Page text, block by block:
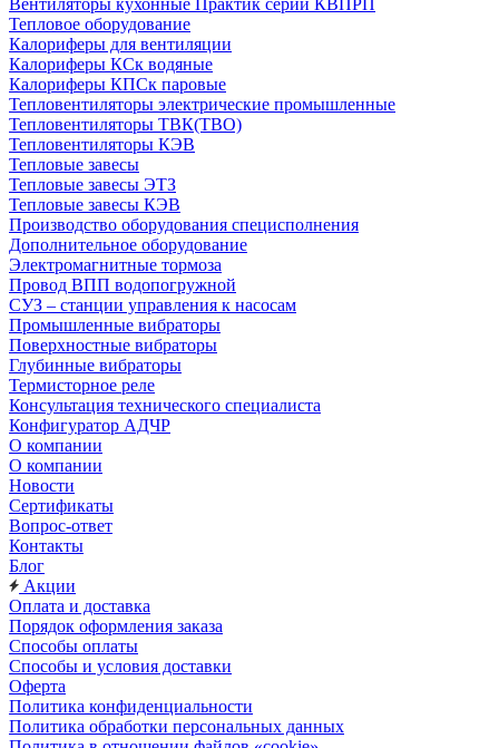
Вентиляторы кухонные Практик серии КВПРП
Тепловое оборудование
Калориферы для вентиляции
Калориферы КСк водяные
Калориферы КПСк паровые
Тепловентиляторы электрические промышленные
Тепловентиляторы ТВК(ТВО)
Тепловентиляторы КЭВ
Тепловые завесы
Тепловые завесы ЭТЗ
Тепловые завесы КЭВ
Производство оборудования специсполнения
Дополнительное оборудование
Электромагнитные тормоза
Провод ВПП водопогружной
СУЗ – станции управления к насосам
Промышленные вибраторы
Поверхностные вибраторы
Глубинные вибраторы
Термисторное реле
Консультация технического специалиста
Конфигуратор АДЧР
О компании
О компании
Новости
Сертификаты
Вопрос-ответ
Контакты
Блог
Акции
Оплата и доставка
Порядок оформления заказа
Способы оплаты
Способы и условия доставки
Оферта
Политика конфиденциальности
Политика обработки персональных данных